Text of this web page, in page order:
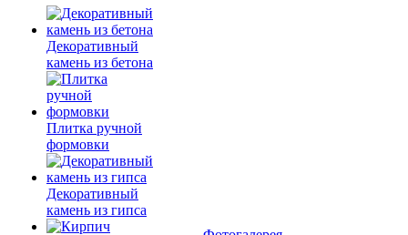
Декоративный
камень из бетона
Плитка ручной
формовки
Декоративный
камень из гипса